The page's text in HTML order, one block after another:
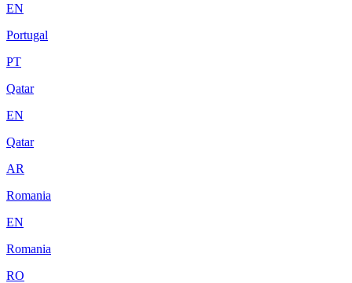
EN
Portugal
PT
Qatar
EN
Qatar
AR
Romania
EN
Romania
RO